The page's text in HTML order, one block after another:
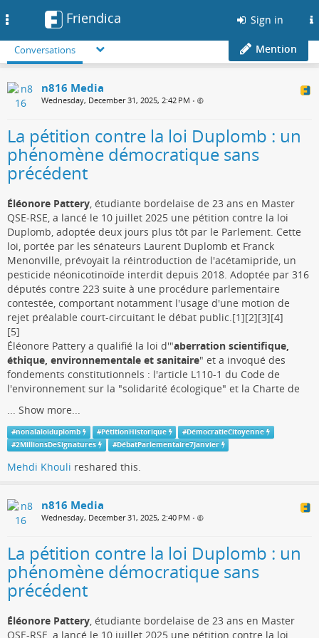
Friendica Sign in
Conversations Mention
n816 Media
Wednesday, December 31, 2025, 2:42 PM •
La pétition contre la loi Duplomb : un
phénomène démocratique sans
précédent
Éléonore Pattery, étudiante bordelaise de 23 ans en Master
QSE-RSE, a lancé le 10 juillet 2025 une pétition contre la loi
Duplomb, adoptée deux jours plus tôt par le Parlement. Cette
loi, portée par les sénateurs Laurent Duplomb et Franck
Menonville, prévoyait la réintroduction de l'acétamipride, un
pesticide néonicotinoïde interdit depuis 2018. Adoptée par 316
députés contre 223 suite à une procédure parlementaire
contestée, comportant notamment l'usage d'une motion de
rejet préalable court-circuitant le débat public.[1][2][3][4]
[5]
Éléonore Pattery a qualifié la loi d'"aberration scientifique,
éthique, environnementale et sanitaire" et a invoqué des
fondements constitutionnels : l'article L110-1 du Code de
l'environnement sur la "solidarité écologique" et la Charte de
... Show more...
#nonalaloiduplomb #PétitionHistorique #DémocratieCitoyenne
#2MillionsDeSignatures #DébatParlementaire7Janvier
Mehdi Khouli reshared this.
n816 Media
Wednesday, December 31, 2025, 2:40 PM •
La pétition contre la loi Duplomb : un
phénomène démocratique sans
précédent
Éléonore Pattery, étudiante bordelaise de 23 ans en Master
QSE-RSE, a lancé le 10 juillet 2025 une pétition contre la loi